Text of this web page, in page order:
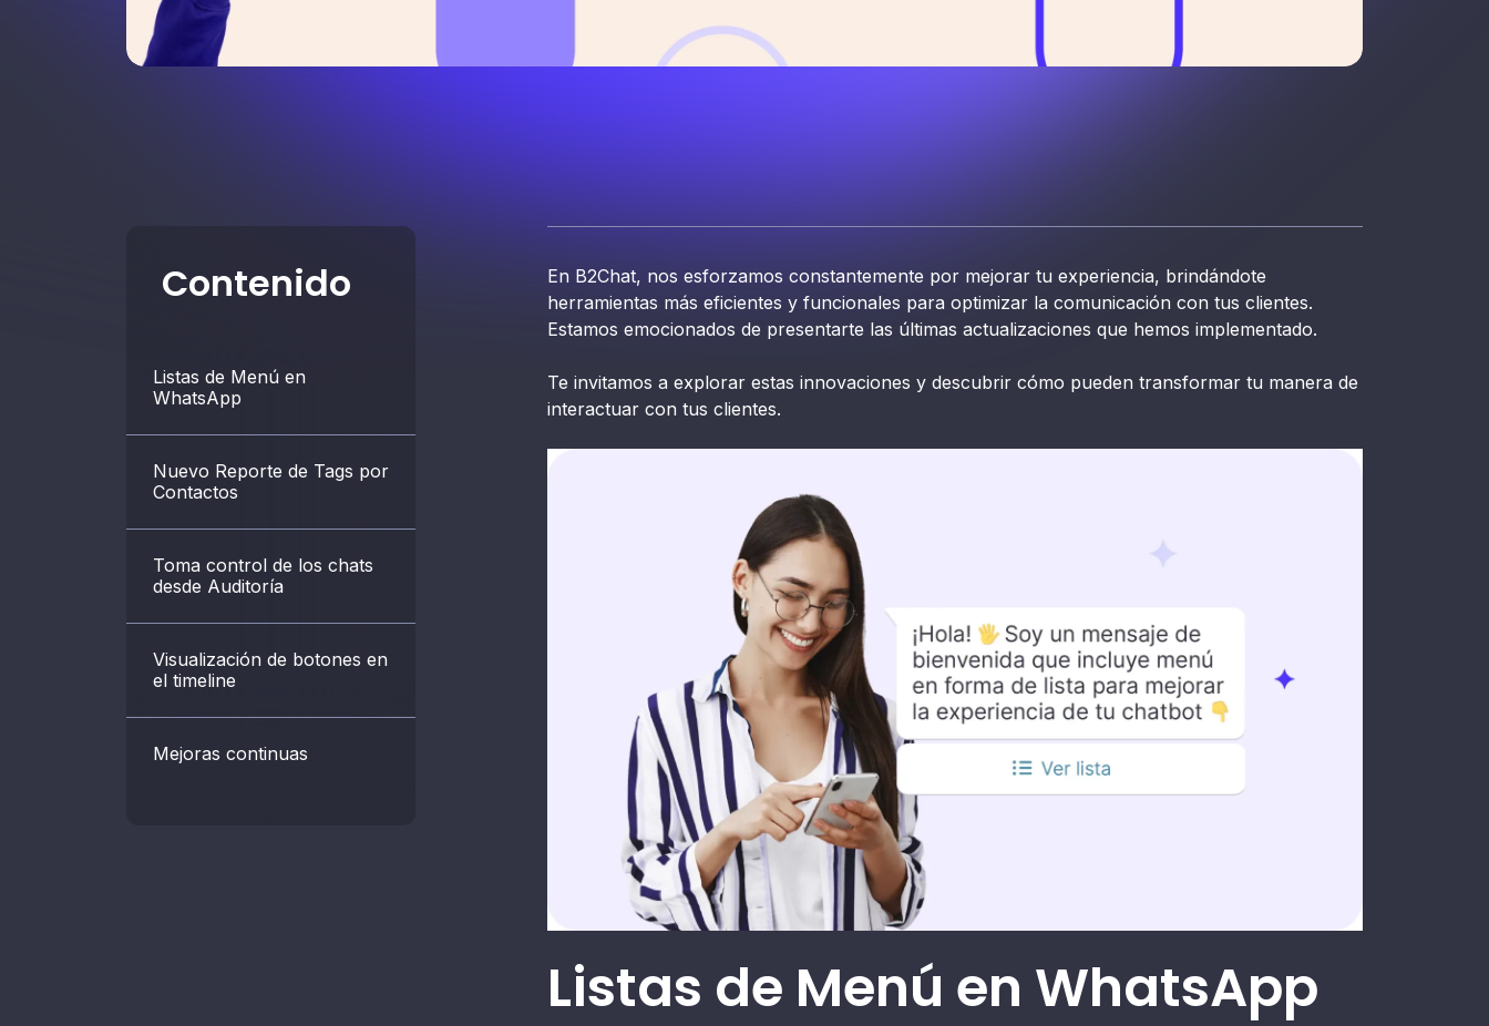
En B2Chat, nos esforzamos constantemente por mejorar tu experiencia, brindándote
herramientas más eficientes y funcionales para optimizar la comunicación con tus clientes.
Estamos emocionados de presentarte las últimas actualizaciones que hemos implementado.
Te invitamos a explorar estas innovaciones y descubrir cómo pueden transformar tu manera de
interactuar con tus clientes.
Listas de Menú en WhatsApp
Contenido
Listas de Menú en
WhatsApp
Nuevo Reporte de Tags por
Contactos
Toma control de los chats
desde Auditoría
Visualización de botones en
el timeline
Mejoras continuas